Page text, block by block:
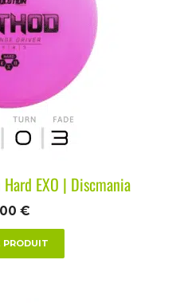
EXO | Discmania
€
PRODUIT